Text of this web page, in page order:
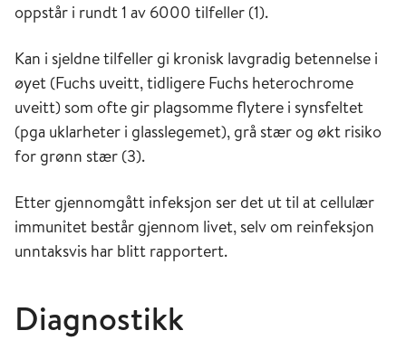
oppstår i rundt 1 av 6000 tilfeller (1).
Kan i sjeldne tilfeller gi kronisk lavgradig betennelse i
øyet (Fuchs uveitt, tidligere Fuchs heterochrome
uveitt) som ofte gir plagsomme flytere i synsfeltet
(pga uklarheter i glasslegemet), grå stær og økt risiko
for grønn stær (3).
Etter gjennomgått infeksjon ser det ut til at cellulær
immunitet består gjennom livet, selv om reinfeksjon
unntaksvis har blitt rapportert.
Diagnostikk